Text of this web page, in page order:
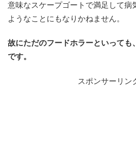
意味なスケープゴートで満足して病
ようなことにもなりかねません。
故にただのフードホラーといっても
です。
スポンサーリン